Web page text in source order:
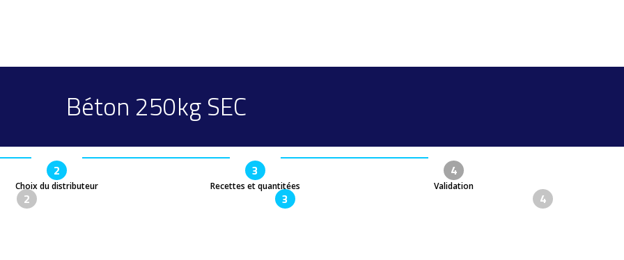
Béton 250kg SEC
2
Choix du distributeur
3
Recettes et quantitées
4
Validation
2 3 4